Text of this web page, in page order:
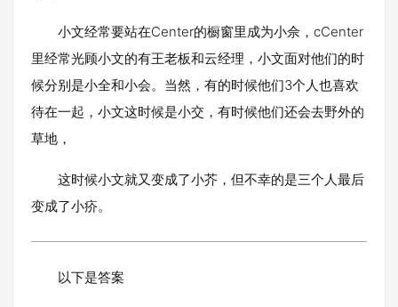
小文经常要站在Center的橱窗里成为小佘，cCenter
里经常光顾小文的有王老板和云经理，小文面对他们的时
候分别是小全和小会。当然，有的时候他们3个人也喜欢
待在一起，小文这时候是小交，有时候他们还会去野外的
草地，
这时候小文就又变成了小芥，但不幸的是三个人最后
变成了小疥。
以下是答案